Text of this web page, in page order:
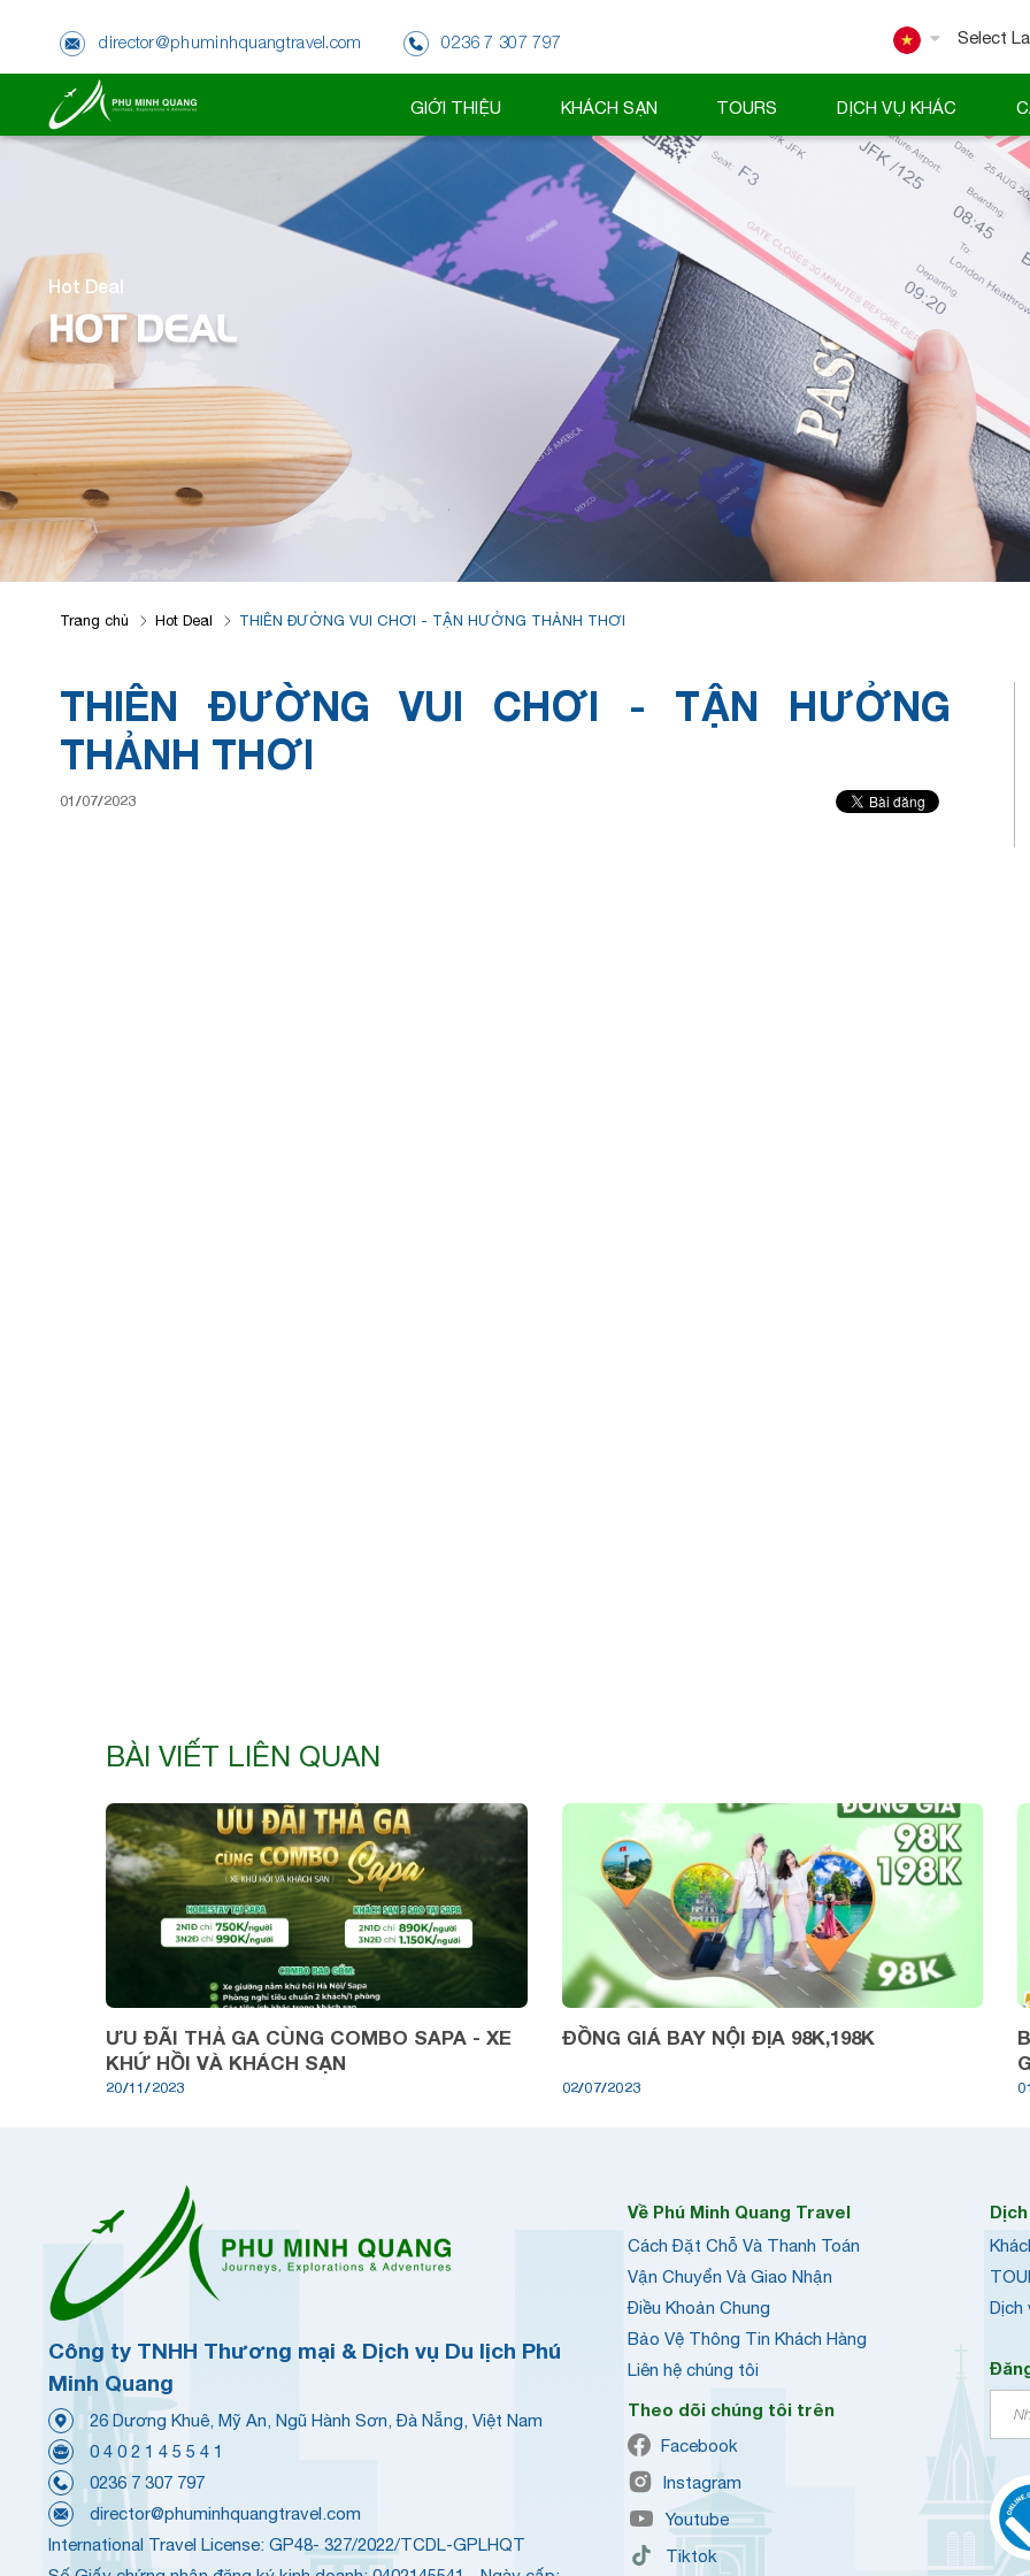
director@phuminhquangtravel.com 0236 7 307 797
GIỚI THIỆU KHÁCH SẠN TOURS DỊCH VỤ KHÁC
Hot Deal
HOT DEAL
Trang chủ Hot Deal THIÊN ĐƯỜNG VUI CHƠI - TẬN HƯỞNG THẢNH THƠI
THIÊN ĐƯỜNG VUI CHƠI - TẬN HƯỞNG
THẢNH THƠI
01/07/2023
BÀI VIẾT LIÊN QUAN
ƯU ĐÃI THẢ GA CÙNG COMBO SAPA - XE
KHỨ HỒI VÀ KHÁCH SẠN
20/11/2023
ĐỒNG GIÁ BAY NỘI ĐỊA 98K,198K
02/07/2023
Công ty TNHH Thương mại & Dịch vụ Du lịch Phú
Minh Quang
26 Dương Khuê, Mỹ An, Ngũ Hành Sơn, Đà Nẵng, Việt Nam
0 4 0 2 1 4 5 5 4 1
0236 7 307 797
director@phuminhquangtravel.com
International Travel License: GP48- 327/2022/TCDL-GPLHQT
Về Phú Minh Quang Travel
Cách Đặt Chỗ Và Thanh Toán
Vận Chuyển Và Giao Nhận
Điều Khoản Chung
Bảo Vệ Thông Tin Khách Hàng
Liên hệ chúng tôi
Theo dõi chúng tôi trên
Facebook
Instagram
Youtube
Tiktok
Dịch